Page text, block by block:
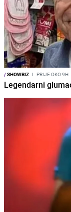
/SHOWBIZ I PRIJE OKO 9H
Legendarni